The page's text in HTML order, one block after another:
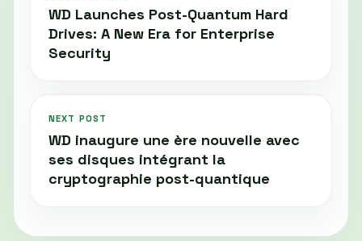
WD Launches Post-Quantum Hard
Drives: A New Era for Enterprise
Security
NEXT POST
WD inaugure une ère nouvelle avec
ses disques intégrant la
cryptographie post-quantique